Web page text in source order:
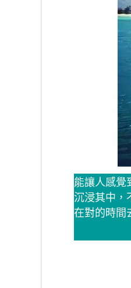
能讓人感覺
沉浸其中，
在對的時間